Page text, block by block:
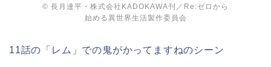
© 長月達平・株式会社KADOKAWA刊／Re:ゼロから
始める異世界生活製作委員会
11話の「レム」での鬼がかってますねのシーン